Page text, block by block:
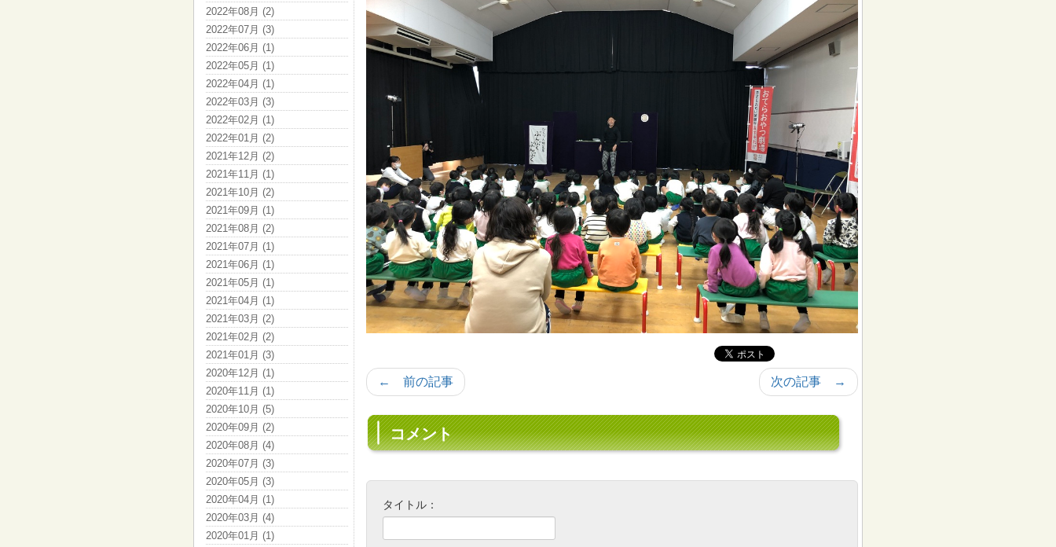
次の記事 →
← 前の記事
コメント
タイトル：
2022年08月 (2)
2022年07月 (3)
2022年06月 (1)
2022年05月 (1)
2022年04月 (1)
2022年03月 (3)
2022年02月 (1)
2022年01月 (2)
2021年12月 (2)
2021年11月 (1)
2021年10月 (2)
2021年09月 (1)
2021年08月 (2)
2021年07月 (1)
2021年06月 (1)
2021年05月 (1)
2021年04月 (1)
2021年03月 (2)
2021年02月 (2)
2021年01月 (3)
2020年12月 (1)
2020年11月 (1)
2020年10月 (5)
2020年09月 (2)
2020年08月 (4)
2020年07月 (3)
2020年05月 (3)
2020年04月 (1)
2020年03月 (4)
2020年01月 (1)